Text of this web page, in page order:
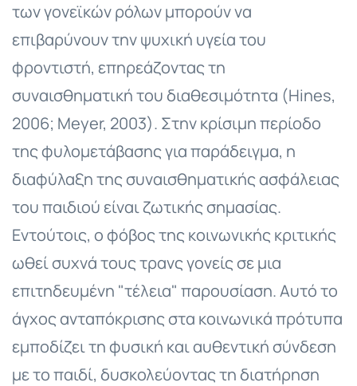
των γονεϊκών ρόλων μπορούν να
επιβαρύνουν την ψυχική υγεία του
φροντιστή, επηρεάζοντας τη
συναισθηματική του διαθεσιμότητα (Hines,
2006; Meyer, 2003). Στην κρίσιμη περίοδο
της φυλομετάβασης για παράδειγμα, η
διαφύλαξη της συναισθηματικής ασφάλειας
του παιδιού είναι ζωτικής σημασίας.
Εντούτοις, ο φόβος της κοινωνικής κριτικής
ωθεί συχνά τους τρανς γονείς σε μια
επιτηδευμένη "τέλεια" παρουσίαση. Αυτό το
άγχος ανταπόκρισης στα κοινωνικά πρότυπα
εμποδίζει τη φυσική και αυθεντική σύνδεση
με το παιδί, δυσκολεύοντας τη διατήρηση